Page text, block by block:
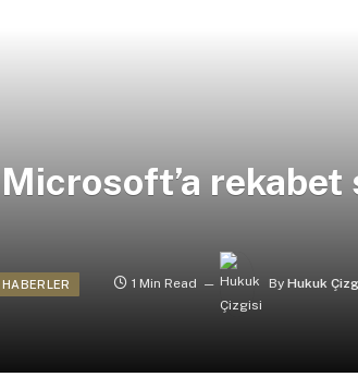
Microsoft’a
HABERLER 1 Min Read By Hukuk